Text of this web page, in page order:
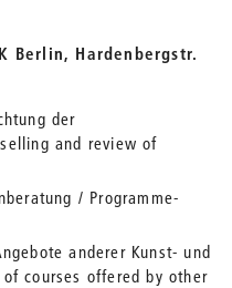
Berlin, Hardenbergstr.
der
and review of
/ Programme-
anderer Kunst- und
courses offered by other